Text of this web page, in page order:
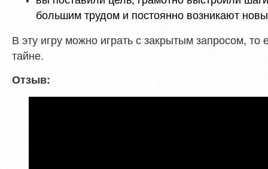
большим трудом и постоянно возникают
В эту игру можно играть с закрытым запросом, то
тайне.
Отзыв: